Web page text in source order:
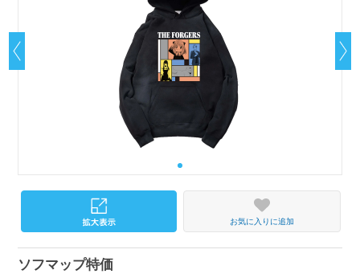
お気に入りに追加
ソフマップ特価